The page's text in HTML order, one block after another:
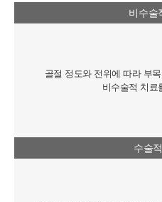
비수술
골절 정도와 전위에 따라 부
비수술적 치료
수술